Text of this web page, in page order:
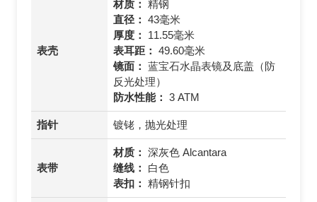
表壳
材质： 精钢
直径： 43毫米
厚度：
11.55毫米
表耳距： 49.60毫米
镜面： 蓝宝石水晶表镜及底盖（防
反光处理）
防水性能： 3 ATM
指针 镀铑，抛光处理
表带
材质： 深灰色 Alcantara
缝线：
白色
表扣： 精钢针扣